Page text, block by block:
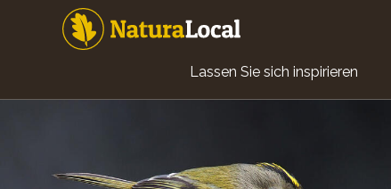
Main
navigation
Lassen Sie sich inspirieren